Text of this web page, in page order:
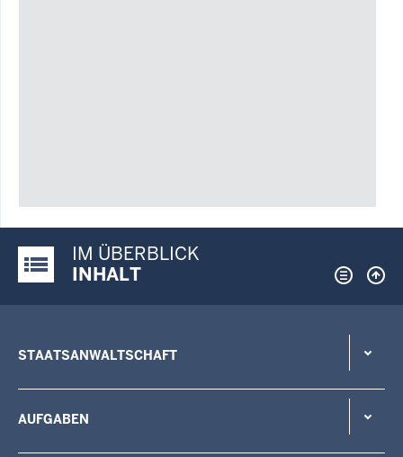
Justiz-Portal im Überblick:
IM ÜBERBLICK
INHALT
STAATSANWALTSCHAFT
AUFGABEN